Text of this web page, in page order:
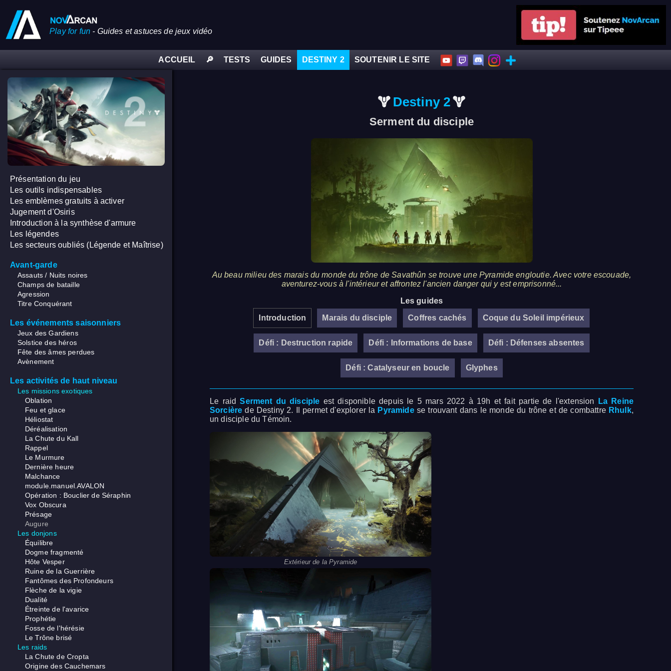
Play for fun - Guides et astuces de jeux vidéo
ACCUEIL 🔎 TESTS GUIDES DESTINY 2 SOUTENIR LE SITE
Présentation du jeu
Les outils indispensables
Les emblèmes gratuits à activer
Jugement d'Osiris
Introduction à la synthèse d'armure
Les légendes
Les secteurs oubliés (Légende et Maîtrise)
Avant-garde
Assauts / Nuits noires
Champs de bataille
Agression
Titre Conquérant
Les événements saisonniers
Jeux des Gardiens
Solstice des héros
Fête des âmes perdues
Avènement
Les activités de haut niveau
Les missions exotiques
Oblation
Feu et glace
Héliostat
Déréalisation
La Chute du Kall
Rappel
Le Murmure
Dernière heure
Malchance
module.manuel.AVALON
Opération : Bouclier de Séraphin
Vox Obscura
Présage
Augure
Les donjons
Équilibre
Dogme fragmenté
Hôte Vesper
Ruine de la Guerrière
Fantômes des Profondeurs
Flèche de la vigie
Dualité
Étreinte de l'avarice
Prophétie
Fosse de l'hérésie
Le Trône brisé
Les raids
La Chute de Cropta
Origine des Cauchemars
Destiny 2
Serment du disciple
Au beau milieu des marais du monde du trône de Savathûn se trouve une Pyramide engloutie. Avec votre escouade,
aventurez-vous à l'intérieur et affrontez l'ancien danger qui y est emprisonné...
Les guides
Introduction
Marais du disciple Coffres cachés Coque du Soleil impérieux
Défi : Destruction rapide Défi : Informations de base Défi : Défenses absentes
Défi : Catalyseur en boucle Glyphes
Le raidSerment du disciple est disponible depuis le 5 mars 2022 à 19h et fait partie de l'extension
La Reine
Sorcière de Destiny 2. Il permet d'explorer la Pyramidese trouvant dans le monde du trône et de combattre Rhulk,
un disciple du Témoin.
Extérieur de la Pyramide